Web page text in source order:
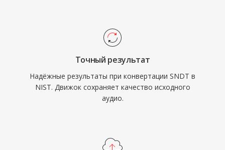
Точный результат
Надёжные результаты при конвертации SNDT в
NIST. Движок сохраняет качество исходного
аудио.